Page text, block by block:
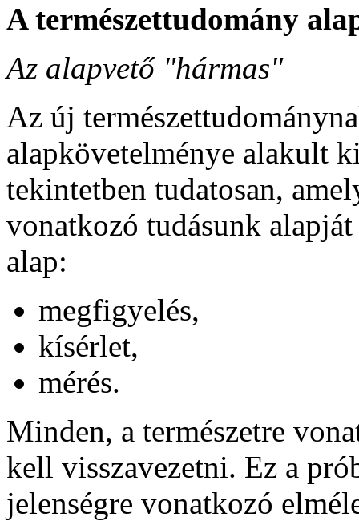
A természettudomány
Az alapvető "hármas"
Az új
alapkövetelménye alakult
tekintetben tudatosan,
vonatkozó tudásunk
alap:
megfigyelés,
kísérlet,
mérés.
Minden, a természetre
kell visszavezetni. Ez a
jelenségre vonatkozó